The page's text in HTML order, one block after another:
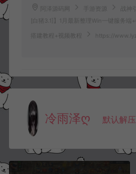
阿泽源码网 手游资源
战神
[白猪3.1]】1月最新整理Win一键服务端
搭建教程+视频教程 https://
冷雨泽ღ 默认解